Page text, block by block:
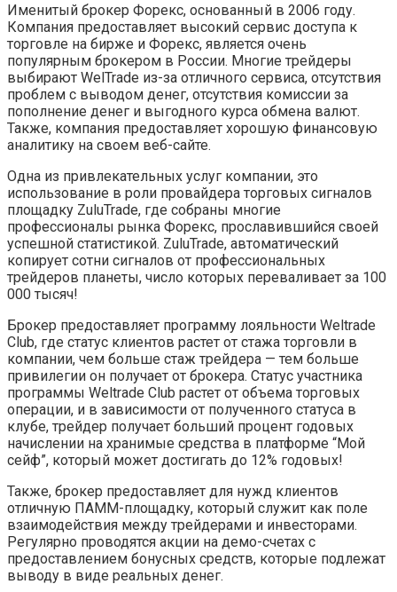
Именитый брокер Форекс, основанный в 2006 году.
Компания предоставляет высокий сервис доступа к
торговле на бирже и Форекс, является очень
популярным брокером в России. Многие трейдеры
выбирают WelTrade из-за отличного сервиса, отсутствия
проблем с выводом денег, отсутствия комиссии за
пополнение денег и выгодного курса обмена валют.
Также, компания предоставляет хорошую финансовую
аналитику на своем веб-сайте.
Одна из привлекательных услуг компании, это
использование в роли провайдера торговых сигналов
площадку ZuluTrade, где собраны многие
профессионалы рынка Форекс, прославившийся своей
успешной статистикой. ZuluTrade, автоматический
копирует сотни сигналов от профессиональных
трейдеров планеты, число которых переваливает за 100
000 тысяч!
Брокер предоставляет программу лояльности Weltrade
Club, где статус клиентов растет от стажа торговли в
компании, чем больше стаж трейдера — тем больше
привилегии он получает от брокера. Статус участника
программы Weltrade Club растет от объема торговых
операции, и в зависимости от полученного статуса в
клубе, трейдер получает больший процент годовых
начислении на хранимые средства в платформе “Мой
сейф”, который может достигать до 12% годовых!
Также, брокер предоставляет для нужд клиентов
отличную ПАММ-площадку, который служит как поле
взаимодействия между трейдерами и инвесторами.
Регулярно проводятся акции на демо-счетах с
предоставлением бонусных средств, которые подлежат
выводу в виде реальных денег.